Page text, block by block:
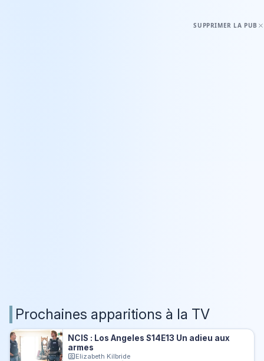
SUPPRIMER LA PUB
Prochaines apparitions à la TV
NCIS : Los Angeles S14E13 Un adieu aux
armes
Elizabeth Kilbride